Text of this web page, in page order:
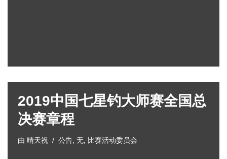
2019中国七星钓大师赛全国总
决赛章程
由 晴天祝 公告 无 比赛活动委员会